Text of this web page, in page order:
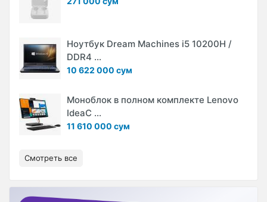
Ноутбук Dream Machines i5 10200H /
DDR4 ...
10 622 000 сум
Моноблок в полном комплекте Lenovo
IdeaC ...
11 610 000 сум
Смотреть все